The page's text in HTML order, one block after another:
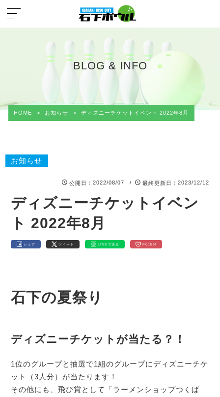
BLOG & INFO
HOME > お知らせ > ディズニーチケットイベント 2022年8月
お知らせ
公開日 ：2022/08/07 / 最終更新日 ：2023/12/12
ディズニーチケットイベン
ト 2022年8月
シェア ツイート LINEで送る Pocket
石下の夏祭り
ディズニーチケットが当たる？！
1位のグループと抽選で1組のグループにディズニーチケ
ット（3人分）が当たります！
その他にも、飛び賞として「ラーメンショップつくば